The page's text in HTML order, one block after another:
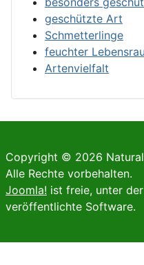
geschützte Art
Schmetterlinge
feuchter
Artenvielfalt
Copyright © 2026
Alle Rechte vorbehalten.
Joomla! ist freie, unter der
veröffentlichte Software.